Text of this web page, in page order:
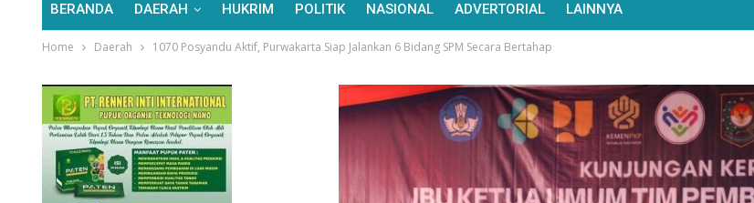
BERANDA DAERAH HUKRIM POLITIK NASIONAL ADVERTORIAL LAINNYA
Home Daerah 1070 Posyandu Aktif, Purwakarta Siap Jalankan 6 Bidang SPM Secara Bertahap